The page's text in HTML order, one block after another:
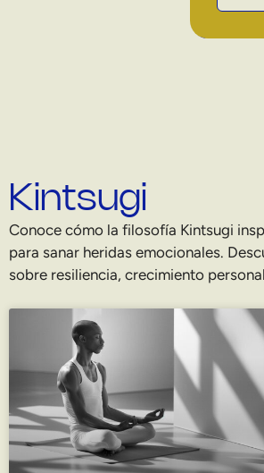
Kintsugi
Conoce cómo la filosofía Kintsugi
para sanar heridas emocionales.
sobre resiliencia, crecimiento